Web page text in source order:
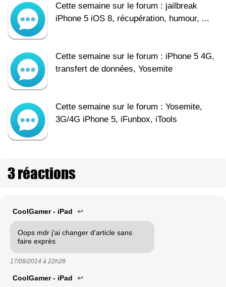
Cette semaine sur le forum : jailbreak
iPhone 5 iOS 8, récupération, humour, ...
Cette semaine sur le forum : iPhone 5 4G,
transfert de données, Yosemite
Cette semaine sur le forum : Yosemite,
3G/4G iPhone 5, iFunbox, iTools
3 réactions
CoolGamer - iPad ↩
Oops mdr j'ai changer d'article sans
faire exprès
17/08/2014 à 22h28
CoolGamer - iPad ↩